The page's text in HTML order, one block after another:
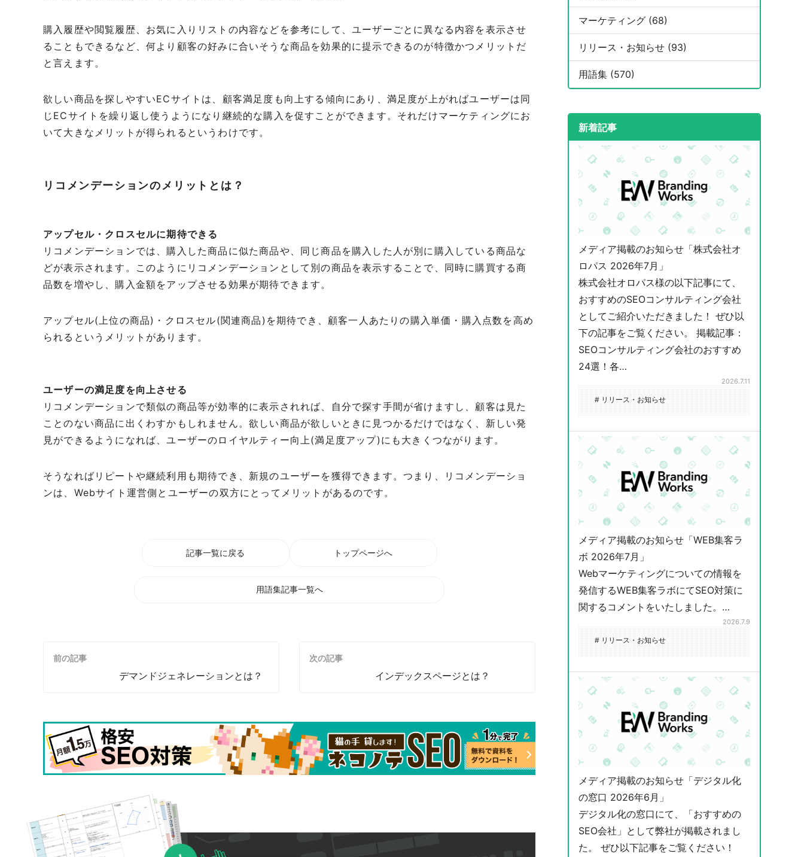
購入履歴や閲覧履歴、お気に入りリストの内容などを参考にして、ユーザーごとに異なる内容を表示させ
ることもできるなど、何より顧客の好みに合いそうな商品を効果的に提示できるのが特徴かつメリットだ
と言えます。
欲しい商品を探しやすいECサイトは、顧客満足度も向上する傾向にあり、満足度が上がればユーザーは同
じECサイトを繰り返し使うようになり継続的な購入を促すことができます。それだけマーケティングにお
いて大きなメリットが得られるというわけです。
リコメンデーションのメリットとは？
アップセル・クロスセルに期待できる
リコメンデーションでは、購入した商品に似た商品や、同じ商品を購入した人が別に購入している商品な
どが表示されます。このようにリコメンデーションとして別の商品を表示することで、同時に購買する商
品数を増やし、購入金額をアップさせる効果が期待できます。
アップセル(上位の商品)・クロスセル(関連商品)を期待でき、顧客一人あたりの購入単価・購入点数を高め
られるというメリットがあります。
ユーザーの満足度を向上させる
リコメンデーションで類似の商品等が効率的に表示されれば、自分で探す手間が省けますし、顧客は見た
ことのない商品に出くわすかもしれません。欲しい商品が欲しいときに見つかるだけではなく、新しい発
見ができるようになれば、ユーザーのロイヤルティー向上(満足度アップ)にも大きくつながります。
そうなればリピートや継続利用も期待でき、新規のユーザーを獲得できます。つまり、リコメンデーショ
ンは、Webサイト運営側とユーザーの双方にとってメリットがあるのです。
記事一覧に戻る トップページへ
用語集記事一覧へ
前の記事
デマンドジェネレーションとは？
次の記事
インデックスページとは？
マーケティング (68)
リリース・お知らせ (93)
用語集 (570)
新着記事
メディア掲載のお知らせ「株式会社オ
ロパス 2026年7月」
株式会社オロパス様の以下記事にて、
おすすめのSEOコンサルティング会社
としてご紹介いただきました！ ぜひ以
下の記事をご覧ください。 掲載記事：
SEOコンサルティング会社のおすすめ
24選！各…
2026.7.11
# リリース・お知らせ
メディア掲載のお知らせ「WEB集客ラ
ボ 2026年7月」
Webマーケティングについての情報を
発信するWEB集客ラボにてSEO対策に
関するコメントをいたしました。…
2026.7.9
# リリース・お知らせ
メディア掲載のお知らせ「デジタル化
の窓口 2026年6月」
デジタル化の窓口にて、「おすすめの
SEO会社」として弊社が掲載されまし
た。 ぜひ以下記事をご覧ください！